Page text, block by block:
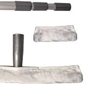
metálico se extiende